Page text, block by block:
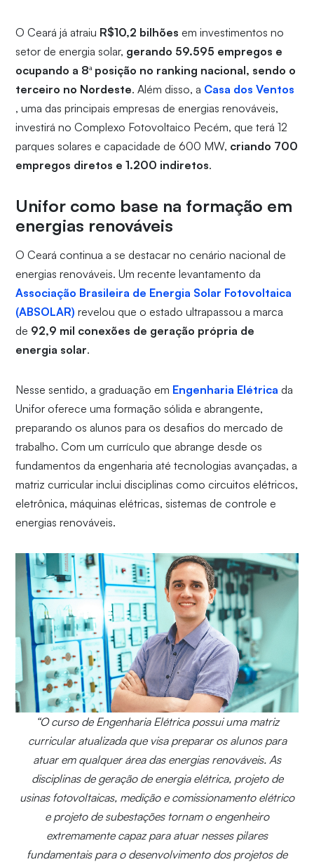
O Ceará já atraiu R$10,2 bilhões em investimentos no
setor de energia solar, gerando 59.595 empregos e
ocupando a 8ª posição no ranking nacional, sendo o
terceiro no Nordeste. Além disso, a Casa dos Ventos
, uma das principais empresas de energias renováveis,
investirá no Complexo Fotovoltaico Pecém, que terá 12
parques solares e capacidade de 600 MW, criando 700
empregos diretos e 1.200 indiretos.
Unifor como base na formação em
energias renováveis
O Ceará continua a se destacar no cenário nacional de
energias renováveis. Um recente levantamento da
Associação Brasileira de Energia Solar Fotovoltaica
(ABSOLAR) revelou que o estado ultrapassou a marca
de 92,9 mil conexões de geração própria de
energia solar.
Nesse sentido, a graduação em Engenharia Elétrica da
Unifor oferece uma formação sólida e abrangente,
preparando os alunos para os desafios do mercado de
trabalho. Com um currículo que abrange desde os
fundamentos da engenharia até tecnologias avançadas, a
matriz curricular inclui disciplinas como circuitos elétricos,
eletrônica, máquinas elétricas, sistemas de controle e
energias renováveis.
“O curso de Engenharia Elétrica possui uma matriz
curricular atualizada que visa preparar os alunos para
atuar em qualquer área das energias renováveis. As
disciplinas de geração de energia elétrica, projeto de
usinas fotovoltaicas, medição e comissionamento elétrico
e projeto de subestações tornam o engenheiro
extremamente capaz para atuar nesses pilares
fundamentais para o desenvolvimento dos projetos de